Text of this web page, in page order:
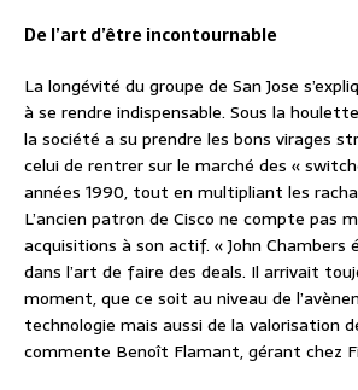
De l’art d’être incontournable
La longévité du groupe de San Jose
à se rendre indispensable. Sous la
la société a su prendre les bons virages
celui de rentrer sur le marché des «
années 1990, tout en multipliant les
L’ancien patron de Cisco ne compte pas
acquisitions à son actif. « John
dans l’art de faire des deals. Il arrivait
moment, que ce soit au niveau de
technologie mais aussi de la valorisation
commente Benoît Flamant, gérant chez